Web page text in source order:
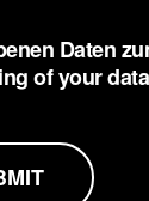
Daten
of your